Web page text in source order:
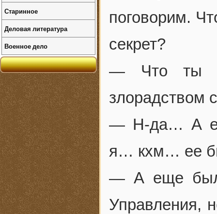
поговорим.
секрет?
— Что ты
злорадством
— Н-да… А
я… кхм… ее
— А еще
Управления,
Старинное
Деловая литература
Военное дело